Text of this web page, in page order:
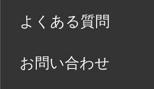
よくある質問
お問い合わせ